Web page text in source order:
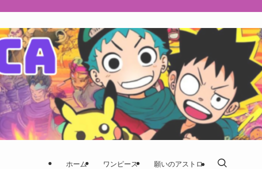
ホーム ワンピース 願いのアストロ